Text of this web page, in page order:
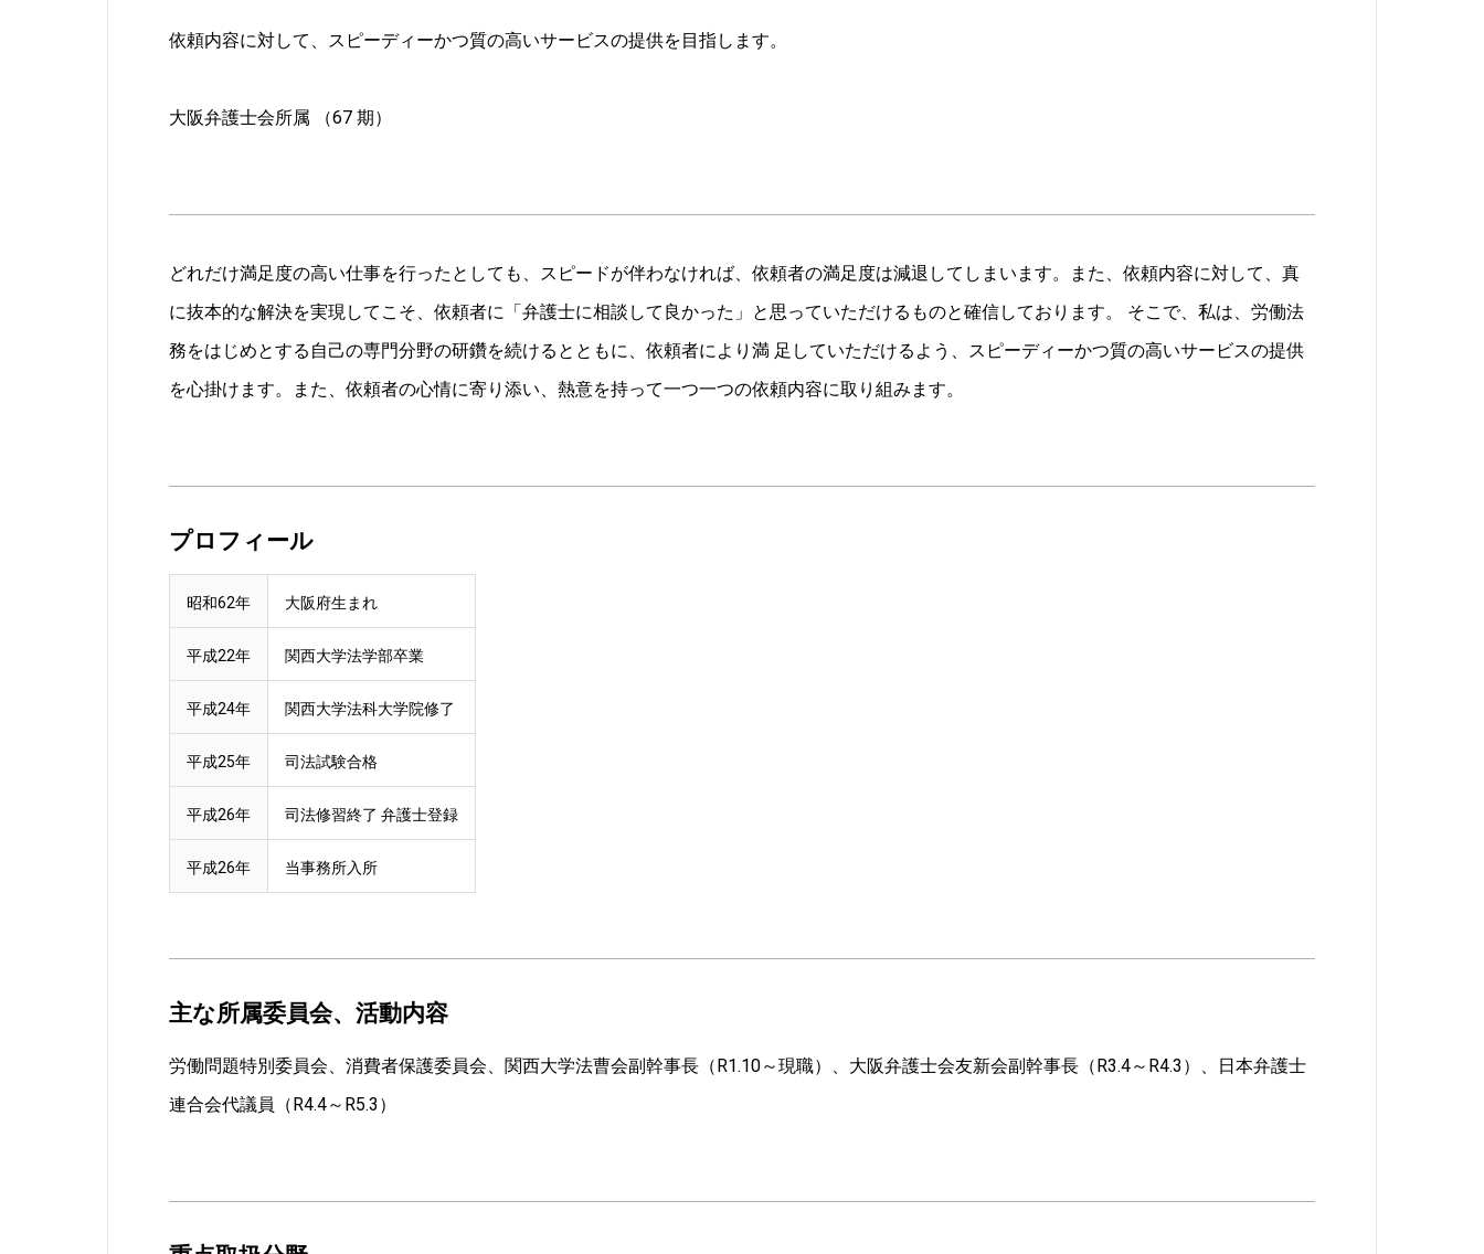
依頼内容に対して、スピーディーかつ質の高いサービスの提供を目指します。
大阪弁護士会所属 （67 期）
どれだけ満足度の高い仕事を行ったとしても、スピードが伴わなければ、依頼者の満足度は減退してしまいます。また、依頼内容に対して、真
に抜本的な解決を実現してこそ、依頼者に「弁護士に相談して良かった」と思っていただけるものと確信しております。 そこで、私は、労働法
務をはじめとする自己の専門分野の研鑽を続けるとともに、依頼者により満 足していただけるよう、スピーディーかつ質の高いサービスの提供
を心掛けます。また、依頼者の心情に寄り添い、熱意を持って一つ一つの依頼内容に取り組みます。
プロフィール
昭和62年 大阪府生まれ
平成22年 関西大学法学部卒業
平成24年 関西大学法科大学院修了
平成25年 司法試験合格
平成26年 司法修習終了 弁護士登録
平成26年 当事務所入所
主な所属委員会、活動内容
労働問題特別委員会、消費者保護委員会、関西大学法曹会副幹事長（R1.10～現職）、大阪弁護士会友新会副幹事長（R3.4～R4.3）、日本弁護士
連合会代議員（R4.4～R5.3）